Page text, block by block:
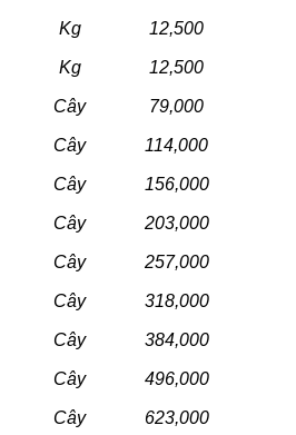
Kg 12,500
Kg 12,500
Cây 79,000
Cây 114,000
Cây 156,000
Cây 203,000
Cây 257,000
Cây 318,000
Cây 384,000
Cây 496,000
Cây 623,000